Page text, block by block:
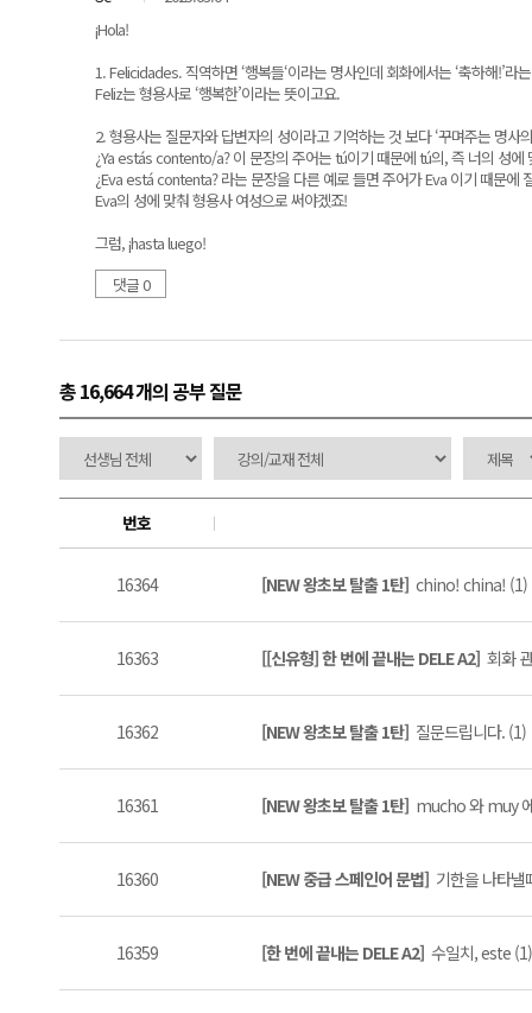
¡Hola!
1. Felicidades. 직역하면 ‘행복들‘이라는 명사인데 회화에서는 ‘축하해!’라
Feliz는 형용사로 ‘행복한’이라는 뜻이고요.
2. 형용사는 질문자와 답변자의 성이라고 기억하는 것 보다 ‘꾸며주는 명사
¿Ya estás contento/a? 이 문장의 주어는 tú이기 때문에 tú의, 즉 너의 성에
¿Eva está contenta? 라는 문장을 다른 예로 들면 주어가 Eva 이기 때문에
Eva의 성에 맞춰 형용사 여성으로 써야겠죠!
그럼, ¡hasta luego!
댓글 0
총 16,664 개의 공부 질문
번호
16364 [NEW 왕초보 탈출 1탄] chino! china! (1)
16363 [[신유형] 한 번에 끝내는 DELE A2] 회화
16362 [NEW 왕초보 탈출 1탄] 질문드립니다. (1)
16361 [NEW 왕초보 탈출 1탄] mucho 와 muy
16360 [NEW 중급 스페인어 문법] 기한을 나타
16359 [한 번에 끝내는 DELE A2] 수일치, este (1)